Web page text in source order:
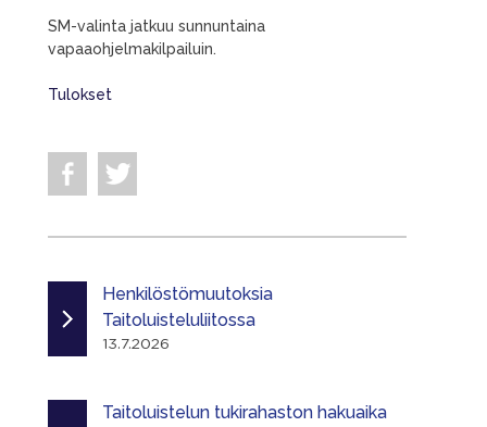
SM-valinta jatkuu sunnuntaina
vapaaohjelmakilpailuin.
Tulokset
Henkilöstömuutoksia
Taitoluisteluliitossa
13.7.2026
Taitoluistelun tukirahaston hakuaika